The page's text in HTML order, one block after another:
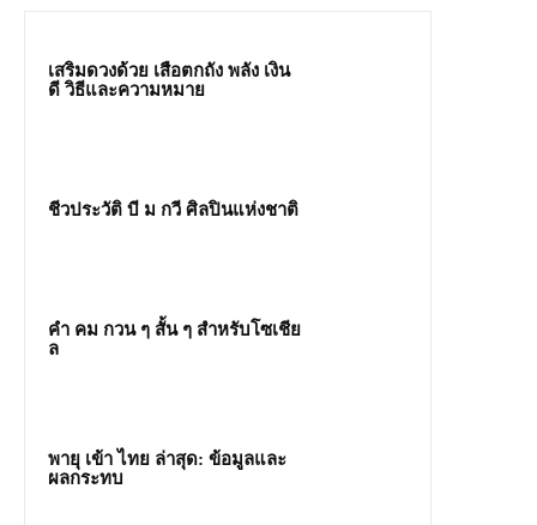
เสริมดวงด้วย เสือตกถัง พลัง เงิน
ดี วิธีและความหมาย
ชีวประวัติ บี ม กวี ศิลปินแห่งชาติ
คํา คม กวน ๆ สั้น ๆ สำหรับโซเชีย
ล
พายุ เข้า ไทย ล่าสุด: ข้อมูลและ
ผลกระทบ